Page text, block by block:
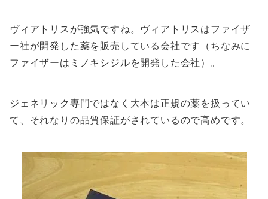
ヴィアトリスが強気ですね。ヴィアトリスはファイザ
ー社が開発した薬を販売している会社です（ちなみに
ファイザーはミノキシジルを開発した会社）。
ジェネリック専門ではなく大本は正規の薬を扱ってい
て、それなりの品質保証がされているので高めです。